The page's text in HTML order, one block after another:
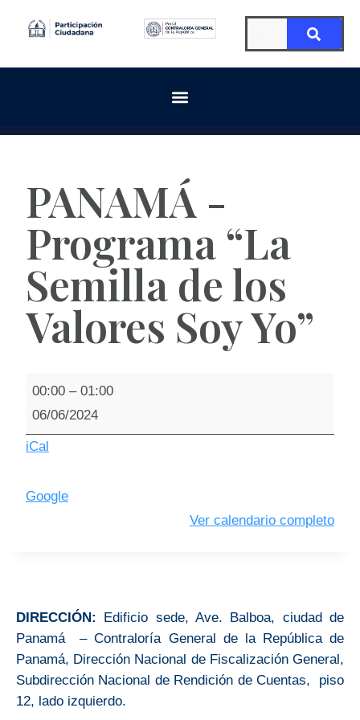
PANAMÁ -
Programa “La
Semilla de los
Valores Soy Yo”
00:00 – 01:00
06/06/2024
iCal
Google
Ver calendario completo
DIRECCIÓN:
Edificio sede, Ave. Balboa, ciudad de
Panamá – Contraloría General de la República de
Panamá, Dirección Nacional de Fiscalización General,
Subdirección Nacional de Rendición de Cuentas, piso
12, lado izquierdo.